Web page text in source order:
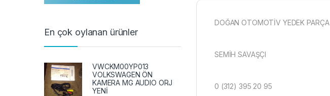
DOĞAN OTOMOTİV YEDEK PARÇA
SEMİH SAVAŞÇI
0 (312) 395 20 95
En çok oylanan ürünler
VWCKM00YP013
VOLKSWAGEN ÖN
KAMERA MG AUDIO ORJ
YENİ